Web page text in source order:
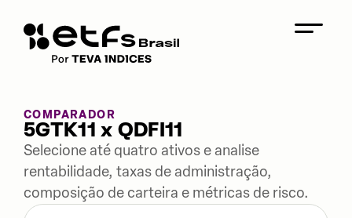
COMPARADOR
5GTK11 x QDFI11
Selecione até quatro ativos e analise
rentabilidade, taxas de administração,
composição de carteira e métricas de risco.